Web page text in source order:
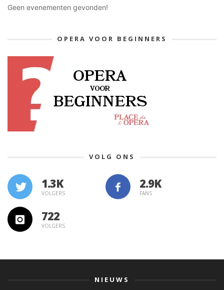
Geen evenementen gevonden!
OPERA VOOR BEGINNERS
VOLG ONS
1.3K
VOLGERS FANS
722
VOLGERS
NIEUWS